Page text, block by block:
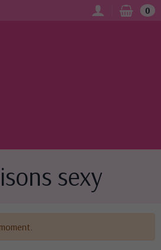
0
sexy